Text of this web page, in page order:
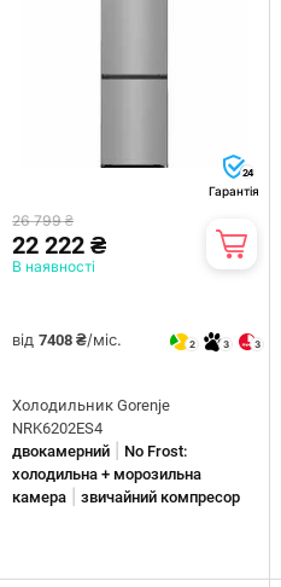
24
Гарантія
26 799 ₴
22 222 ₴
В наявності
від 7408 ₴/міс. 2 3 3
Холодильник Gorenje
NRK6202ES4
двокамерний
No Frost:
холодильна + морозильна
камера
звичайний компресор